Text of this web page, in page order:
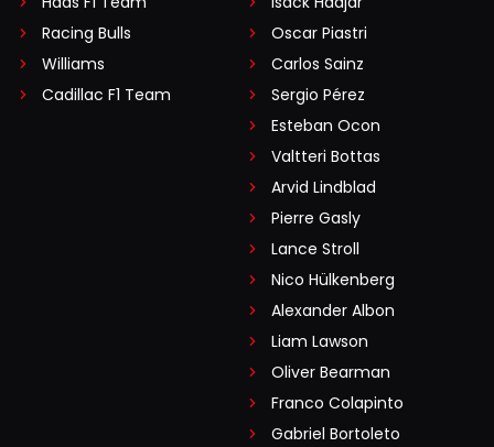
Racing Bulls
Williams
Cadillac F1 Team
Oscar Piastri
Carlos Sainz
Sergio Pérez
Esteban Ocon
Valtteri Bottas
Arvid Lindblad
Pierre Gasly
Lance Stroll
Nico Hülkenberg
Alexander Albon
Liam Lawson
Oliver Bearman
Franco Colapinto
Gabriel Bortoleto